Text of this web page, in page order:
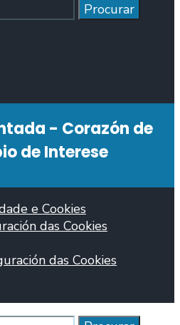
Procurar
- Corazón de
de Interese
e Cookies
das Cookies
das Cookies